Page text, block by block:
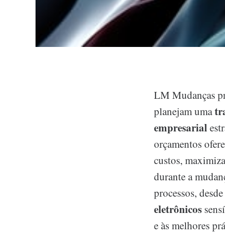
LM Mudanças
planejam uma
empresarial
orçamentos
custos,
durante a
processos,
eletrônicos
e às melhores